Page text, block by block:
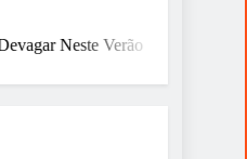
Já Estamos A